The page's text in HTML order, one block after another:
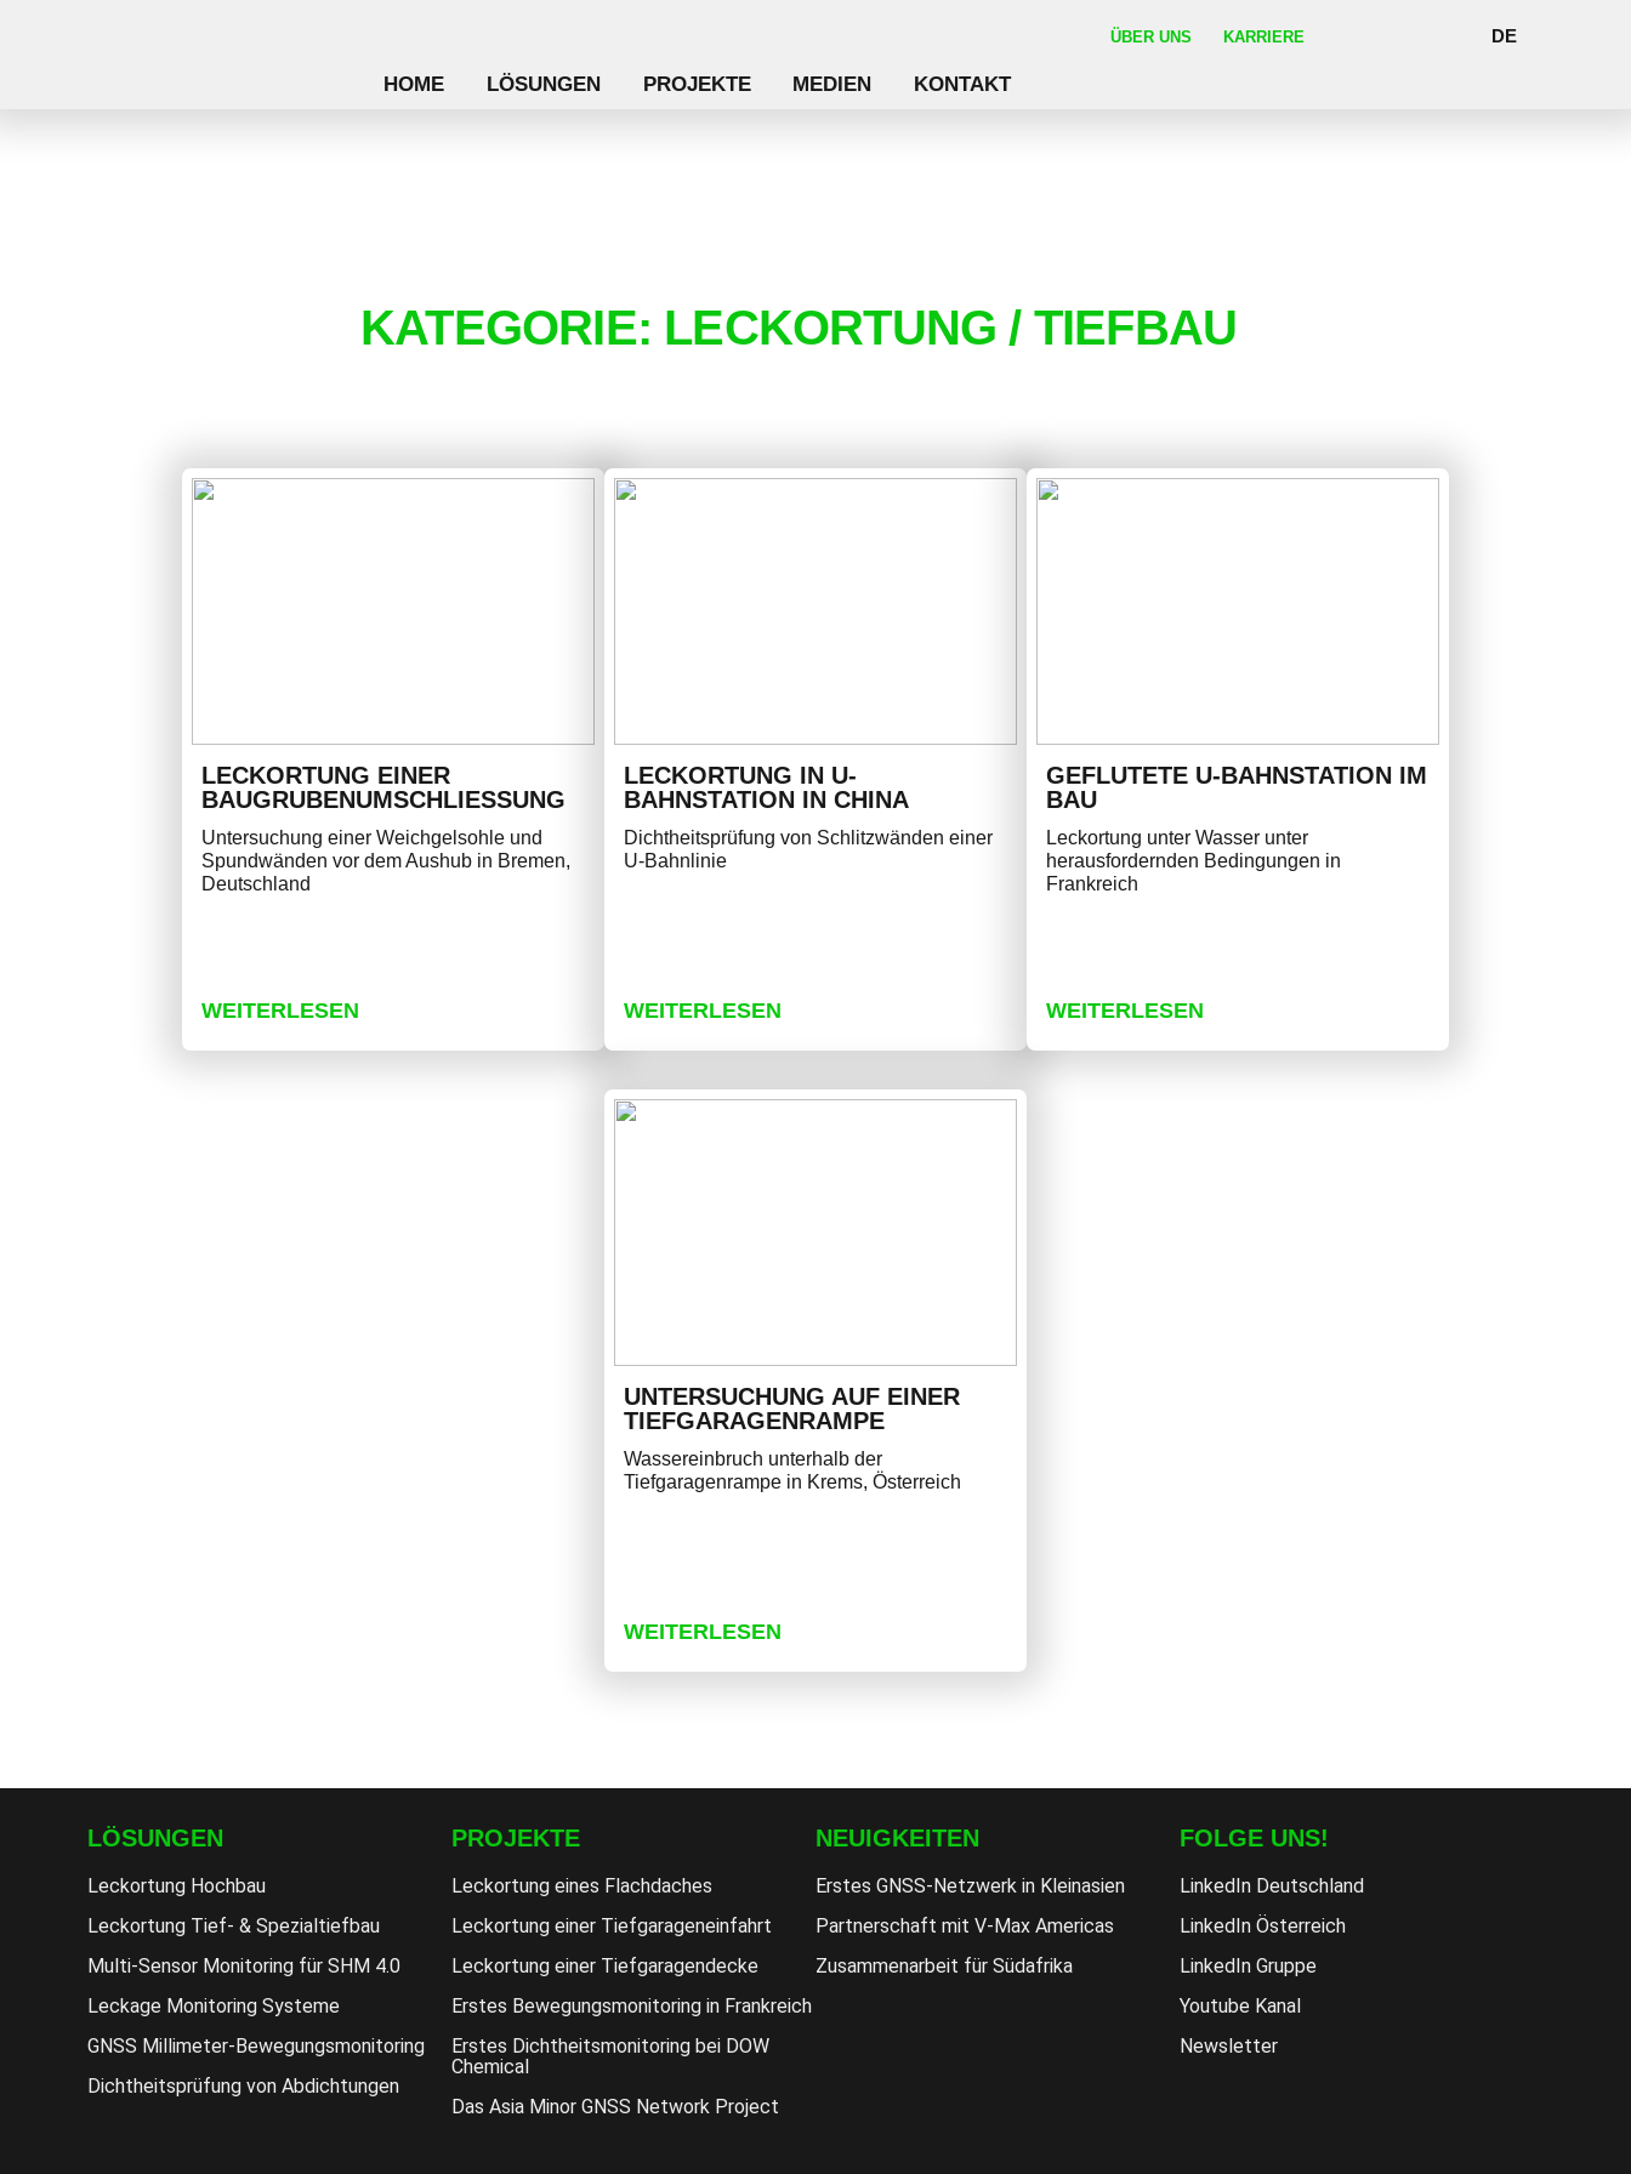
HOME LÖSUNGEN PROJEKTE MEDIEN KONTAKT
ÜBER UNS KARRIERE DE
KATEGORIE: LECKORTUNG / TIEFBAU
LECKORTUNG EINER
BAUGRUBENUMSCHLIESSUNG
Untersuchung einer Weichgelsohle und
Spundwänden vor dem Aushub in Bremen,
Deutschland
WEITERLESEN
LECKORTUNG IN U-
BAHNSTATION IN CHINA
Dichtheitsprüfung von Schlitzwänden einer
U-Bahnlinie
WEITERLESEN
GEFLUTETE U-BAHNSTATION IM
BAU
Leckortung unter Wasser unter
herausfordernden Bedingungen in
Frankreich
WEITERLESEN
UNTERSUCHUNG AUF EINER
TIEFGARAGENRAMPE
Wassereinbruch unterhalb der
Tiefgaragenrampe in Krems, Österreich
WEITERLESEN
LÖSUNGEN
Leckortung Hochbau
Leckortung Tief- & Spezialtiefbau
Multi-Sensor Monitoring für SHM 4.0
Leckage Monitoring Systeme
GNSS Millimeter-Bewegungsmonitoring
Dichtheitsprüfung von Abdichtungen
PROJEKTE
Leckortung eines Flachdaches
Leckortung einer Tiefgarageneinfahrt
Leckortung einer Tiefgaragendecke
Erstes Bewegungsmonitoring in Frankreich
Erstes Dichtheitsmonitoring bei DOW
Chemical
Das Asia Minor GNSS Network Project
NEUIGKEITEN
Erstes GNSS-Netzwerk in Kleinasien
Partnerschaft mit V-Max Americas
Zusammenarbeit für Südafrika
FOLGE UNS!
LinkedIn Deutschland
LinkedIn Österreich
LinkedIn Gruppe
Youtube Kanal
Newsletter